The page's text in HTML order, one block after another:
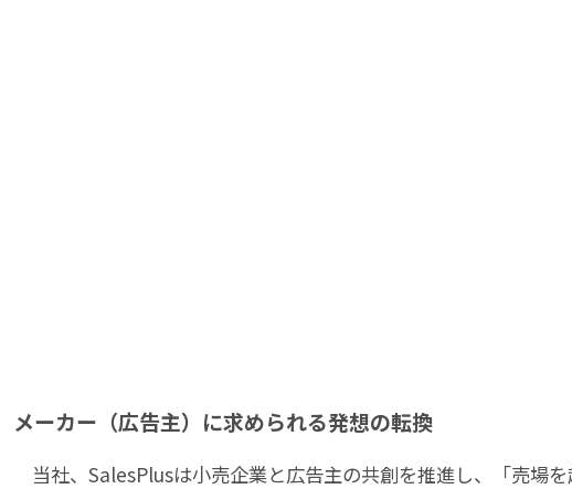
メーカー（広告主）に求められる発想の転換
当社、SalesPlusは小売企業と広告主の共創を推進し、「売場